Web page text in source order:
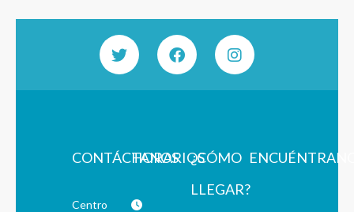
CONTÁCTANOS
Centro
HORARIOS¿CÓMO
LLEGAR?